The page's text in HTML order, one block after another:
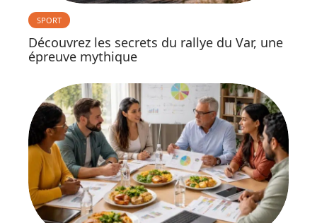
SPORT
Découvrez les secrets du rallye du Var, une
épreuve mythique